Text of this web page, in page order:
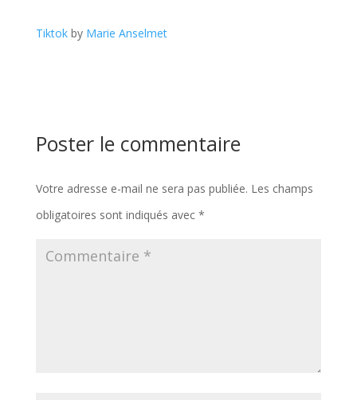
Tiktok by Marie Anselmet
Poster le commentaire
Votre adresse e-mail ne sera pas publiée. Les champs
obligatoires sont indiqués avec *